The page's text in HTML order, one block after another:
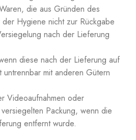
die aus Gründen des
Hygiene nicht zur Rückgabe
nach der Lieferung
diese nach der Lieferung auf
mit anderen Gütern
Videoaufnahmen oder
Packung, wenn die
entfernt wurde.